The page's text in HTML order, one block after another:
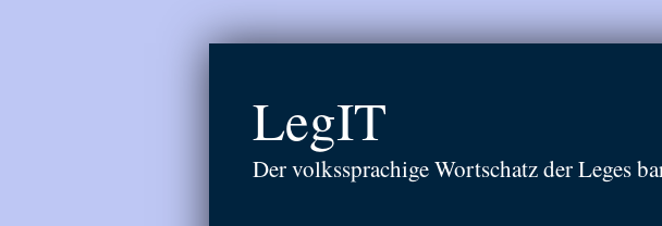
LegIT
Der volkssprachige Wortschatz der Leges